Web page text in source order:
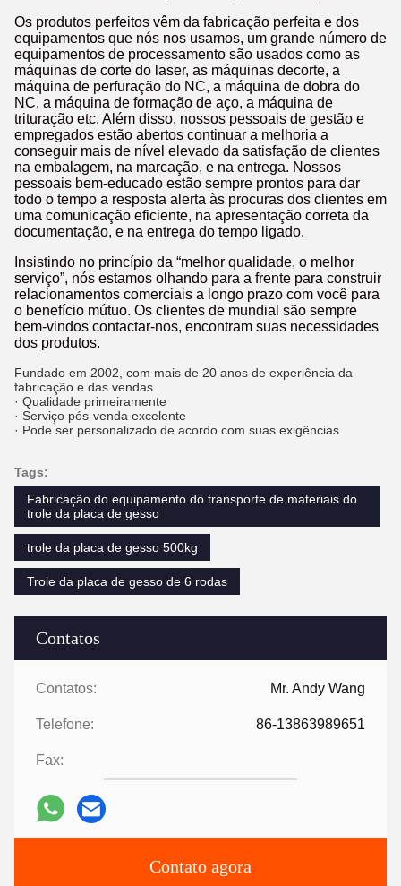
Contatos
Contatos: Mr. Andy Wang
Telefone: 86-13863989651
Fax:
Contato agora
Os produtos perfeitos vêm da fabricação perfeita e dos
equipamentos que nós nos usamos, um grande número de
equipamentos de processamento são usados como as
máquinas de corte do laser, as máquinas decorte, a
máquina de perfuração do NC, a máquina de dobra do
NC, a máquina de formação de aço, a máquina de
trituração etc. Além disso, nossos pessoais de gestão e
empregados estão abertos continuar a melhoria a
conseguir mais de nível elevado da satisfação de clientes
na embalagem, na marcação, e na entrega. Nossos
pessoais bem-educado estão sempre prontos para dar
todo o tempo a resposta alerta às procuras dos clientes em
uma comunicação eficiente, na apresentação correta da
documentação, e na entrega do tempo ligado.
Insistindo no princípio da “melhor qualidade, o melhor
serviço”, nós estamos olhando para a frente para construir
relacionamentos comerciais a longo prazo com você para
o benefício mútuo. Os clientes de mundial são sempre
bem-vindos contactar-nos, encontram suas necessidades
dos produtos.
Fundado em 2002, com mais de 20 anos de experiência da
fabricação e das vendas
· Qualidade primeiramente
· Serviço pós-venda excelente
· Pode ser personalizado de acordo com suas exigências
Tags:
Fabricação do equipamento do transporte de materiais do
trole da placa de gesso
trole da placa de gesso 500kg
Trole da placa de gesso de 6 rodas